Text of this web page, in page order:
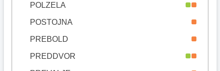
POLZELA
POSTOJNA
PREBOLD
PREDDVOR